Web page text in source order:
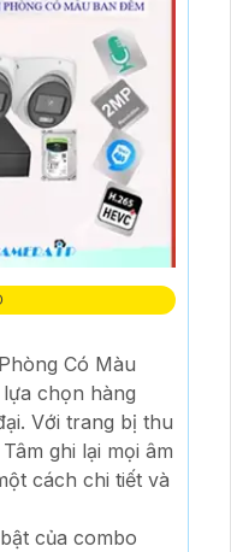
Có Màu
chọn hàng
Với trang bị thu
ghi lại mọi âm
cách chi tiết và
của combo